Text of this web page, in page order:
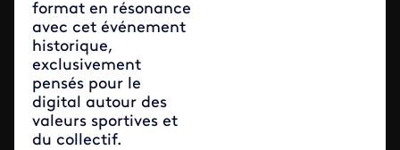
format en résonance
avec cet événement
historique,
exclusivement
pensés pour le
digital autour des
valeurs sportives et
du collectif.